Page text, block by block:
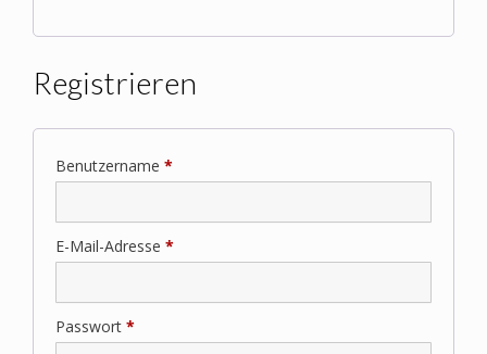
Registrieren
Benutzername *
E-Mail-Adresse *
Passwort *